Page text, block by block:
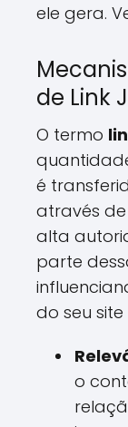
ele gera.
de Link
O termo
é
através de
alta
parte
do seu
o